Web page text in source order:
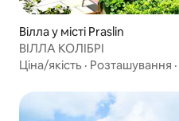
Вілла у місті Praslin
ВІЛЛА КОЛІБРІ
Ціна/якість · Розташування ·